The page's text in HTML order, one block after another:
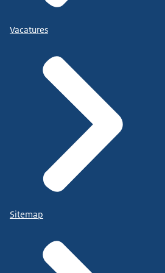
Vacatures
Sitemap